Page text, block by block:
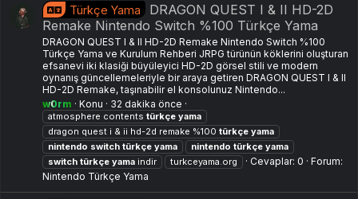
Türkçe Yama
DRAGON QUEST I & II HD-2D
Remake Nintendo Switch %100 Türkçe Yama
DRAGON QUEST I & II HD-2D Remake Nintendo Switch %100
Türkçe Yama ve Kurulum Rehberi JRPG türünün köklerini oluşturan
efsanevi iki klasiği büyüleyici HD-2D görsel stili ve modern
oynanış güncellemeleriyle bir araya getiren DRAGON QUEST I & II
HD-2D Remake, taşınabilir el konsolunuz Nintendo...
w0rm
Konu 32 dakika önce
atmosphere contents türkçe yama
dragon quest i & ii hd-2d remake %100 türkçe yama
nintendo switch türkçe yama nintendo türkçe yama
switch türkçe yama indir turkceyama.org Cevaplar: 0
Forum:
Nintendo Türkçe Yama